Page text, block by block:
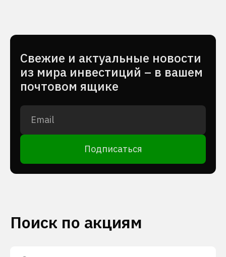
Cвежие и актуальные новости
из мира инвестиций – в вашем
почтовом ящике
Подписаться
Поиск по акциям